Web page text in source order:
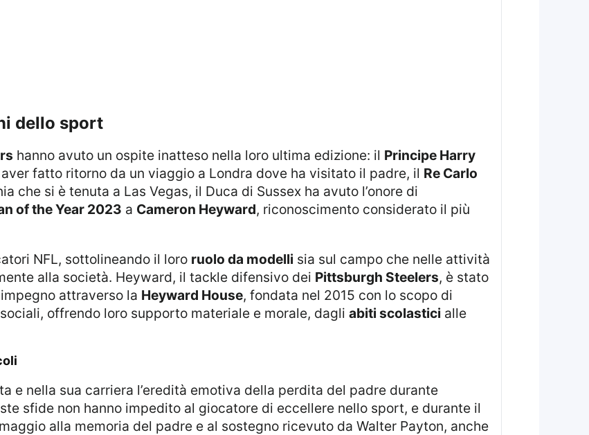
dello sport
hanno avuto un ospite inatteso nella loro ultima edizione: il Principe Harry
fatto ritorno da un viaggio a Londra dove ha visitato il padre, il Re Carlo
che si è tenuta a Las Vegas, il Duca di Sussex ha avuto l’onore di
of the Year 2023 a Cameron Heyward, riconoscimento considerato il più
NFL, sottolineando il loro ruolo da modelli sia sul campo che nelle attività
alla società. Heyward, il tackle difensivo dei Pittsburgh Steelers, è stato
attraverso la Heyward House, fondata nel 2015 con lo scopo di
offrendo loro supporto materiale e morale, dagli abiti scolastici alle
sfide non hanno impedito al giocatore di eccellere nello sport, e durante il
alla memoria del padre e al sostegno ricevuto da Walter Payton, anche